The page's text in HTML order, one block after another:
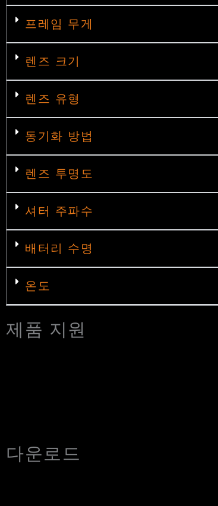
프레임 무게
렌즈 크기
렌즈 유형
동기화 방법
렌즈 투명도
셔터 주파수
배터리 수명
온도
제품 지원
다운로드